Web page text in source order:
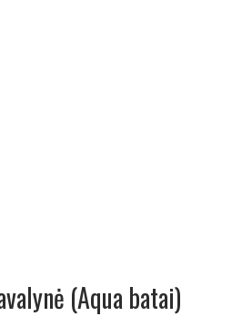
(Aqua batai)